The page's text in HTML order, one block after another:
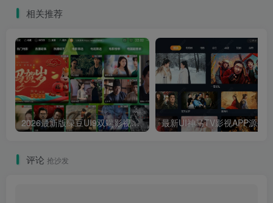
相关推荐
2026最新版绿豆UI9双端影视APP源码
评论 抢沙发